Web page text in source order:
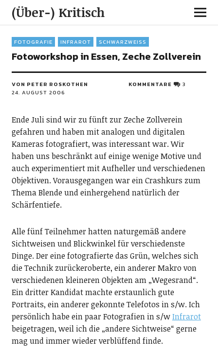
(Über-) Kritisch
FOTOGRAFIE INFRAROT SCHWARZWEISS
Fotoworkshop in Essen, Zeche Zollverein
VON PETER ROSKOTHEN
24. AUGUST 2006
KOMMENTARE 3
Ende Juli sind wir zu fünft zur Zeche Zollverein
gefahren und haben mit analogen und digitalen
Kameras fotografiert, was interessant war. Wir
haben uns beschränkt auf einige wenige Motive und
auch experimentiert mit Aufheller und verschiedenen
Objektiven. Vorausgegangen war ein Crashkurs zum
Thema Blende und einhergehend natürlich der
Schärfentiefe.
Alle fünf Teilnehmer hatten naturgemäß andere
Sichtweisen und Blickwinkel für verschiedenste
Dinge. Der eine fotografierte das Grün, welches sich
die Technik zurückeroberte, ein anderer Makro von
verschiedenen kleineren Objekten am „Wegesrand“.
Ein dritter Kandidat machte erstaunlich gute
Portraits, ein anderer gekonnte Telefotos in s/w. Ich
persönlich habe ein paar Fotografien in s/wInfrarot
beigetragen, weil ich die „andere Sichtweise“ gerne
mag und immer wieder verblüffend finde.